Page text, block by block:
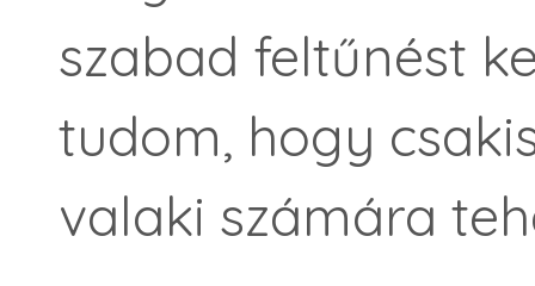
szabad feltűnést
tudom, hogy
valaki számára